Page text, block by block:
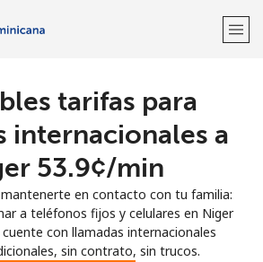
¡Bienvenido!
Regístrate con
tarifas para
internacionales a
⁦53.9¢⁩/min
en contacto con tu familia:
a teléfonos fijos y celulares en Niger
con llamadas internacionales
sin contrato, sin trucos.